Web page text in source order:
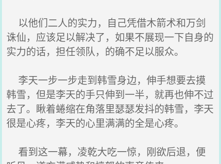
以他们二人的实力，自己凭借木箭术和万剑
诛仙，应该足以解决了，如果不展现一下自身的
实力的话，担任领队，的确不足以服众。
李天一步一步走到韩雪身边，伸手想要去摸
韩雪，但是李天的手只伸到一半，就再也伸不过
去了。瞅着蜷缩在角落里瑟瑟发抖的韩雪，李天
很是心疼，李天的心里满满的全是心疼。
看到这一幕，凌乾大吃一惊，刚欲后退，便